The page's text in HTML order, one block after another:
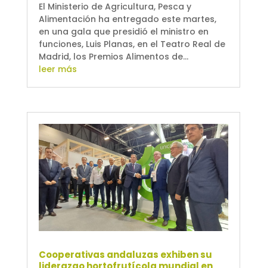
El Ministerio de Agricultura, Pesca y
Alimentación ha entregado este martes,
en una gala que presidió el ministro en
funciones, Luis Planas, en el Teatro Real de
Madrid, los Premios Alimentos de...
leer más
Cooperativas andaluzas exhiben su